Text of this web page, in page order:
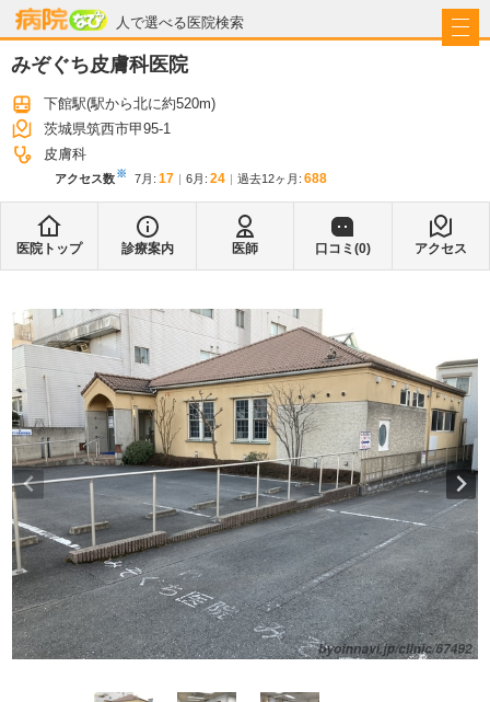
人で選べる医院検索
病院なび
みぞぐち皮膚科医院
下館駅(駅から北に約520m)
茨城県筑西市甲95-1
皮膚科
アクセス数※ 7月 : 17 6月 : 24 過去12ヶ月: 688
医院トップ 診療案内 医師 口コミ(0) アクセス